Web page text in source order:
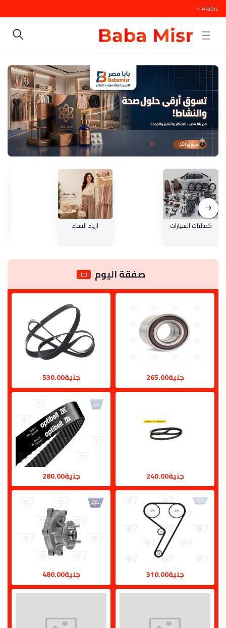
Arabic
كماليات السيارات ازياء النساء
صفقة اليوم الحار
جنية265.00 جنية530.00
جنية240.00 جنية280.00
جنية310.00 جنية480.00